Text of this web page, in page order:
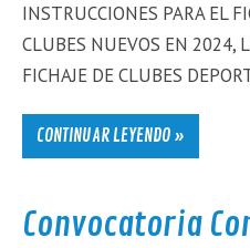
INSTRUCCIONES PARA EL
CLUBES NUEVOS EN 2024,
FICHAJE DE CLUBES
CONTINUAR LEYENDO »
Convocatoria